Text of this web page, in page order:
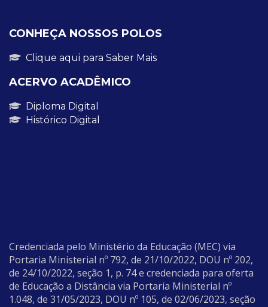
CONHEÇA NOSSOS POLOS
Clique aqui para Saber Mais
ACERVO ACADÊMICO
Diploma Digital
Histórico Digital
Credenciada pelo Ministério da Educação (MEC) via
Portaria Ministerial nº 792, de 21/10/2022, DOU nº 202,
de 24/10/2022, seção 1, p. 74 e credenciada para oferta
de Educação a Distância via Portaria Ministerial nº
1.048, de 31/05/2023, DOU nº 105, de 02/06/2023, seção